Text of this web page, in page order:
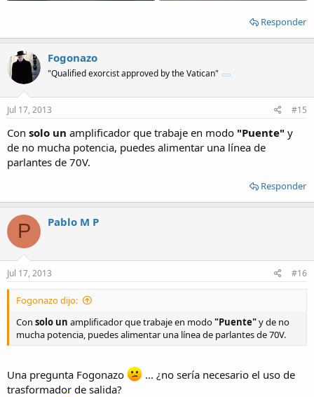
Responder
Fogonazo
"Qualified exorcist approved by the Vatican"
Jul 17, 2013 #15
Con solo un amplificador que trabaje en modo "Puente" y
de no mucha potencia, puedes alimentar una línea de
parlantes de 70V.
Responder
P Pablo M P
Jul 17, 2013 #16
Fogonazo dijo:
Con solo un amplificador que trabaje en modo"Puente"y de no
mucha potencia, puedes alimentar una línea de parlantes de 70V.
Una pregunta Fogonazo
... ¿no sería necesario el uso de
trasformador de salida?